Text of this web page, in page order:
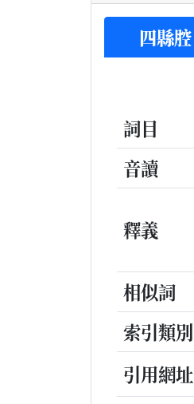
四縣腔
詞目
音讀
釋義
相似詞
索引類別
引用網址